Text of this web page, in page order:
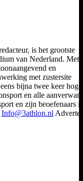
is het grootste
van Nederland. Met
en
met zustersite
bijna twee keer
en alle
en zijn beoefenaars
Info@3athlon.nl